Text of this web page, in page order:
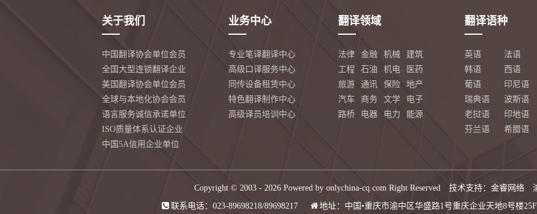
关于我们
中国翻译协会单位会员
全国大型连锁翻译企业
美国翻译协会单位会员
全球与本地化协会会员
语言服务诚信承诺单位
ISO质量体系认证企业
中国5A信用企业单位
业务中心
专业笔译翻译中心
高级口译服务中心
同传设备租赁中心
特色翻译制作中心
高级译员培训中心
翻译领域
法律 金融 机械
建筑
工程
石油 机电
医药
旅游
通讯 保险
地产
汽车
商务 文学
电子
路桥
电器 电力 能源
翻译语种
英语
法语
韩语
西语
葡语
印尼语
瑞典语
波斯语
老挝语
印地语
芬兰语
希腊语
Copyright © 2003 - 2026 Powered by onlychina-cq.com Right Reserved 技术支持： 金睿网络
联系电话：023-89698218/89698217
地址：中国•重庆市渝中区华盛路1号重庆企业天地8号楼